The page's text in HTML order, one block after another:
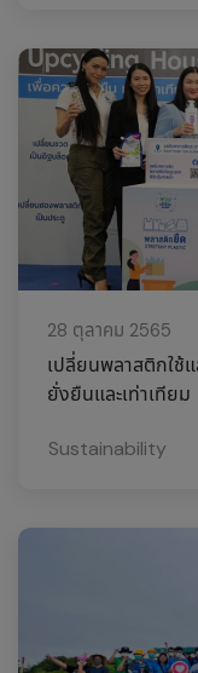
28 ตุลาคม 2565
เปลี่ยนพลาสติกใช้
ยั่งยืนและเท่าเทียม
Sustainability